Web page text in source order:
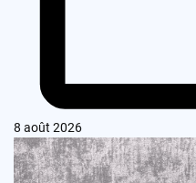
8 août 2026